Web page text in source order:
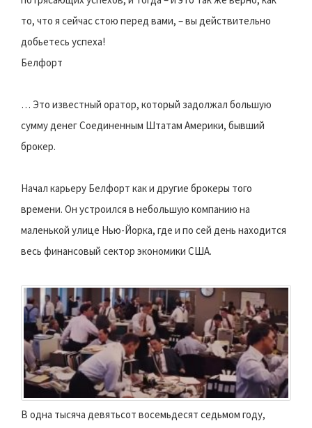
то, что я сейчас стою перед вами, – вы действительно
добьетесь успеха!
Белфорт
… Это известный оратор, который задолжал большую
сумму денег Соединенным Штатам Америки, бывший
брокер.
Начал карьеру Белфорт как и другие брокеры того
времени. Он устроился в небольшую компанию на
маленькой улице Нью-Йорка, где и по сей день находится
весь финансовый сектор экономики США.
В одна тысяча девятьсот восемьдесят седьмом году,